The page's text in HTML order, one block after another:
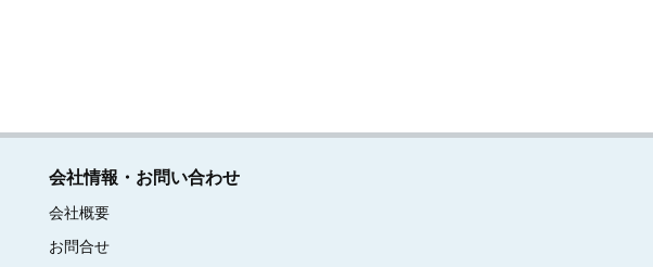
会社情報・お問い合わせ
会社概要
お問合せ